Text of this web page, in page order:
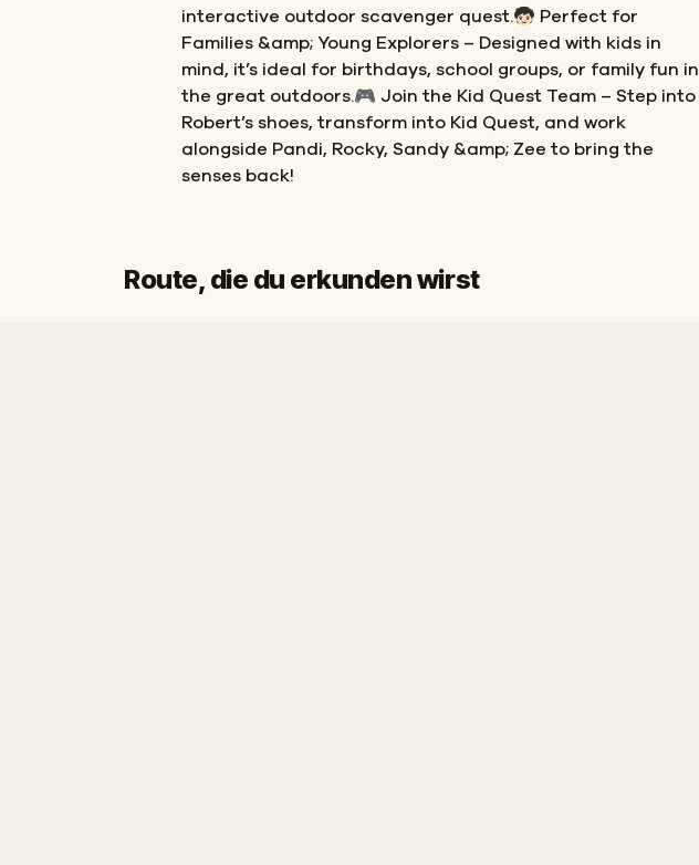
interactive outdoor scavenger quest.🧒🏻 Perfect for
Families &amp; Young Explorers – Designed with kids in
mind, it’s ideal for birthdays, school groups, or family fun in
the great outdoors.🎮 Join the Kid Quest Team – Step into
Robert’s shoes, transform into Kid Quest, and work
alongside Pandi, Rocky, Sandy &amp; Zee to bring the
senses back!
Route, die du erkunden wirst